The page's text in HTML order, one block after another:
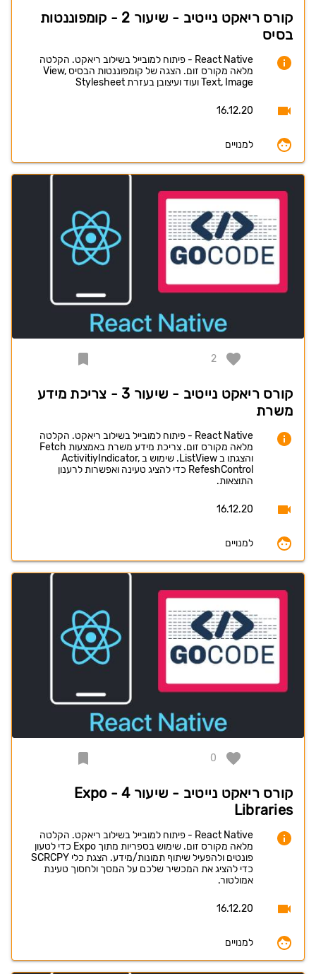
קורס ריאקט נייטיב - שיעור 2 - קומפוננטות
בסיס
React Native - פיתוח למובייל בשילוב ריאקט. הקלטה
מלאה מקורס זום. הצגה של קומפוננטות הבסיס View,
Text, Image ועוד ועיצובן בעזרת Stylesheet
16.12.20
למנויים
2
קורס ריאקט נייטיב - שיעור 3 - צריכת מידע
משרת
React Native - פיתוח למובייל בשילוב ריאקט. הקלטה
מלאה מקורס זום. צריכת מידע משרת באמצעות Fetch
והצגתו ב ListView. שימוש ב ActivitiyIndicator,
RefeshControl כדי להציג טעינה ואפשרות לרענון
התוצאות.
16.12.20
למנויים
0
קורס ריאקט נייטיב - שיעור 4 - Expo
Libraries
React Native - פיתוח למובייל בשילוב ריאקט. הקלטה
מלאה מקורס זום. שימוש בספריות מתוך Expo כדי לטעון
פונטים ולהפעיל שיתוף תמונות/מידע. הצגת כלי SCRCPY
כדי להציג את המכשיר שלכם על המסך ולחסוך טעינת
אמולטור.
16.12.20
למנויים